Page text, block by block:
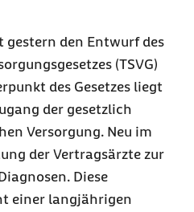
gestern den Entwurf des
(TSVG)
des Gesetzes liegt
der gesetzlich
Versorgung. Neu im
der Vertragsärzte zur
Diese
einer langjährigen